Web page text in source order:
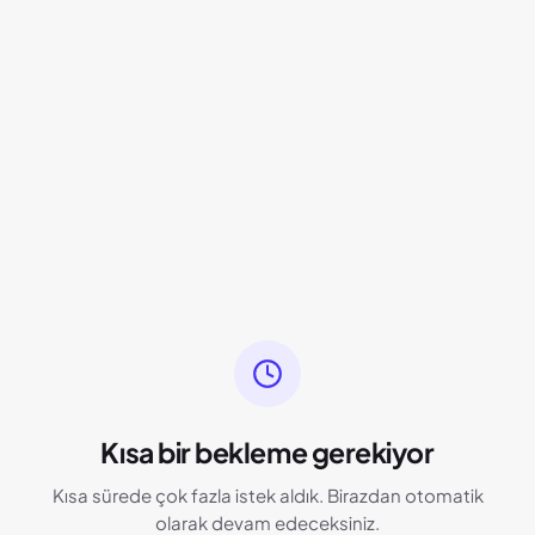
Kısa bir bekleme gerekiyor
Kısa sürede çok fazla istek aldık. Birazdan otomatik
olarak devam edeceksiniz.